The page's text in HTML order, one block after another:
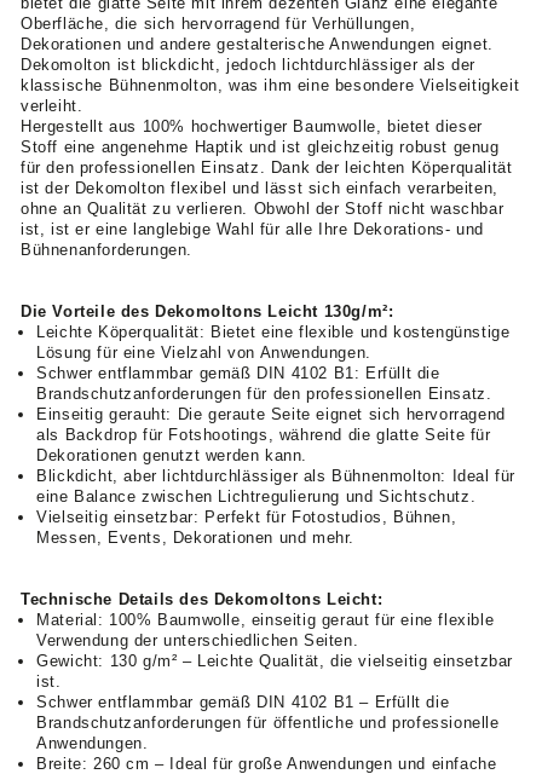
Oberfläche, die sich hervorragend für Verhüllungen,
Dekorationen und andere gestalterische Anwendungen eignet.
Dekomolton ist blickdicht, jedoch lichtdurchlässiger als der
klassische Bühnenmolton, was ihm eine besondere Vielseitigkeit
verleiht.
Hergestellt aus 100% hochwertiger Baumwolle, bietet dieser
Stoff eine angenehme Haptik und ist gleichzeitig robust genug
für den professionellen Einsatz. Dank der leichten Köperqualität
ist der Dekomolton flexibel und lässt sich einfach verarbeiten,
ohne an Qualität zu verlieren. Obwohl der Stoff nicht waschbar
ist, ist er eine langlebige Wahl für alle Ihre Dekorations- und
Bühnenanforderungen.
Die Vorteile des Dekomoltons Leicht 130g/m²:
Leichte Köperqualität: Bietet eine flexible und kostengünstige
Lösung für eine Vielzahl von Anwendungen.
Schwer entflammbar gemäß DIN 4102 B1: Erfüllt die
Brandschutzanforderungen für den professionellen Einsatz.
Einseitig gerauht: Die geraute Seite eignet sich hervorragend
als Backdrop für Fotshootings, während die glatte Seite für
Dekorationen genutzt werden kann.
Blickdicht, aber lichtdurchlässiger als Bühnenmolton: Ideal für
eine Balance zwischen Lichtregulierung und Sichtschutz.
Vielseitig einsetzbar: Perfekt für Fotostudios, Bühnen,
Messen, Events, Dekorationen und mehr.
Technische Details des Dekomoltons Leicht:
Material: 100% Baumwolle, einseitig geraut für eine flexible
Verwendung der unterschiedlichen Seiten.
Gewicht: 130 g/m² – Leichte Qualität, die vielseitig einsetzbar
ist.
Schwer entflammbar gemäß DIN 4102 B1 – Erfüllt die
Brandschutzanforderungen für öffentliche und professionelle
Anwendungen.
Breite: 260 cm – Ideal für große Anwendungen und einfache